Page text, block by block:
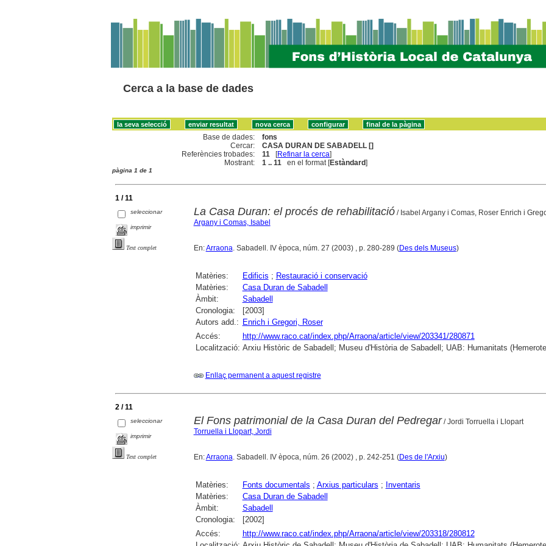
Cerca a la base de dades
Base de dades:
fons
Cercar:
CASA DURAN DE SABADELL []
Referències trobades:
11 [Refinar la cerca]
Mostrant:
1 .. 11 en el format [Estàndard]
pàgina 1 de 1
1 / 11
seleccionar
imprimir
Text complet
La Casa Duran: el procés de rehabilitació/ Isabel Argany i Comas, Roser Enrich i
Argany i Comas, Isabel
En:Arraona. Sabadell. IV època, núm. 27 (2003) , p. 280-289 (Des dels Museus)
Matèries: Edificis ; Restauració i conservació
Matèries:
Casa Duran de Sabadell
Àmbit:
Sabadell
Cronologia:
[2003]
Autors add.: Enrich i Gregori, Roser
Accés:
http://www.raco.cat/index.php/Arraona/article/view/203341/280871
Localització: Arxiu Històric de Sabadell; Museu d'Història de Sabadell; UAB: Humanitats
Enllaç permanent a aquest registre
2 / 11
seleccionar
imprimir
Text complet
El Fons patrimonial de la Casa Duran del Pedregar/ Jordi Torruella i Llopart
Torruella i Llopart, Jordi
En:Arraona. Sabadell. IV època, núm. 26 (2002) , p. 242-251 (Des de l'Arxiu)
Matèries: Fonts documentals ; Arxius particulars ; Inventaris
Matèries:
Casa Duran de Sabadell
Àmbit:
Sabadell
Cronologia:
[2002]
Accés:
http://www.raco.cat/index.php/Arraona/article/view/203318/280812